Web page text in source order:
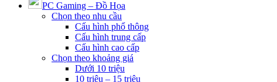
PC Gaming – Đồ Họa
Chọn theo nhu cầu
Cấu hình phổ thông
Cấu hình trung cấp
Cấu hình cao cấp
Chọn theo khoảng giá
Dưới 10 triệu
10 triệu – 15 triệu